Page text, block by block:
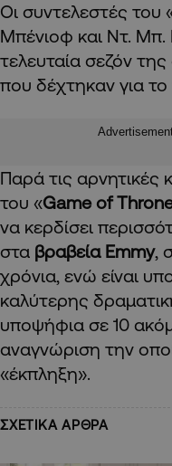
Οι συντελεστές του
Μπένιοφ και Ντ. Μπ.
τελευταία σεζόν της
που δέχτηκαν για
Παρά τις αρνητικές
του «Game of
να κερδίσει
στα βραβεία Emmy,
χρόνια, ενώ είναι
καλύτερης
υποψήφια σε 10
αναγνώριση την
«έκπληξη».
ΣΧΕΤΙΚΑ ΑΡΘΡΑ